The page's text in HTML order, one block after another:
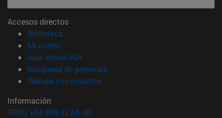
Accesos directos
Biblioteca
Mi correo(abre en nueva ventana)
Aula virtual ADI
Búsqueda de personas(abre en nueva ventana)
Trabaja con nosotros(abre en nueva ventana)
Información
TFNO +34 948 42 56 00